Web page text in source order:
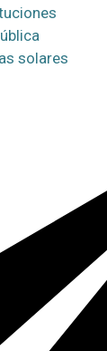
solares